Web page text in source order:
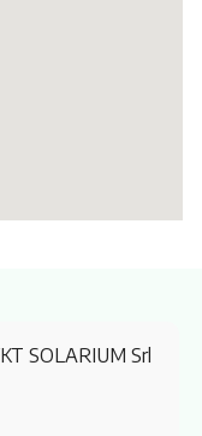
SOLARIUM Srl